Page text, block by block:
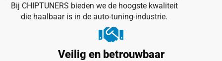
Bij CHIPTUNERS bieden we de hoogste kwaliteit
die haalbaar is in de auto-tuning-industrie.
Veilig en betrouwbaar